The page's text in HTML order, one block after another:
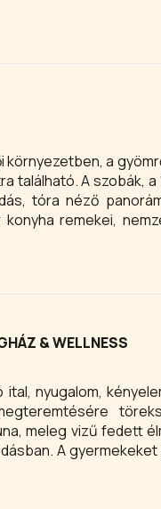
alkalmas étterem,
tóra néző
remekei,
& WELLNESS
nyugalom,
meleg vizű fedett
A